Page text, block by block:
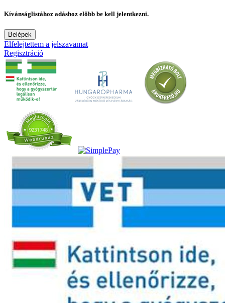
Kívánságlistához adáshoz előbb be kell jelentkezni.
Belépek
Elfelejtettem a jelszavamat
Regisztráció